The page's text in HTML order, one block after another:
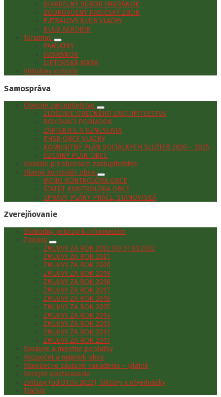
DIVADELNÝ SÚBOR HAVRÁNOK
DOBROVOĽNÝ HASIČSKÝ ZBOR
FUTBALOVÝ KLUB VLACHY
KLUB AEROBIK
Turizmus
PAMIATKY
HAVRÁNOK
LIPTOVSKÁ MARA
Virtuálny cintorín
Samospráva
Obecné zastupiteľstvo
ZLOŽENIE OBECNÉHO ZASTUPITEĽSTVA
ROKOVACÍ PORIADOK
ZÁPISNICE A UZNESENIA
PHSR OBCE VLACHY
KOMUNITNÝ PLÁN SOCIÁLNYCH SLUŽIEB 2020 – 2025
ÚZEMNÝ PLÁN OBCE
Komisie pri obecnom zastupiteľstve
Hlavný kontrolór obce
MENO KONTROLÓRA OBCE
ŠTATÚT KONTROLÓRA OBCE
SPRÁVY, PLÁNY PRÁCE, STANOVISKÁ
Zverejňovanie
Slobodný prístup k informáciám
Zmluvy
ZMLUVY ZA ROK 2022 DO 31.03.2022
ZMLUVY ZA ROK 2021
ZMLUVY ZA ROK 2020
ZMLUVY ZA ROK 2019
ZMLUVY ZA ROK 2018
ZMLUVY ZA ROK 2017
ZMLUVY ZA ROK 2016
ZMLUVY ZA ROK 2015
ZMLUVY ZA ROK 2014
ZMLUVY ZA ROK 2013
ZMLUVY ZA ROK 2012
ZMLUVY ZA ROK 2011
Správne a miestne poplatky
Rozpočet a majetok obce
Všeobecne záväzné nariadenia – platné
Verejné obstarávanie
Zmluvy (od 01.04.2022), faktúry a objednávky
Tlačivá